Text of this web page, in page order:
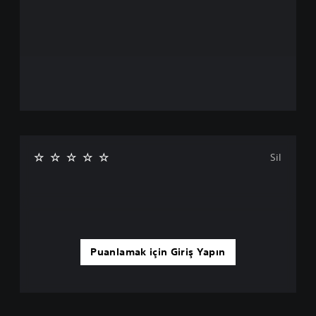
Puanlamak için Giriş Yapın
Sil